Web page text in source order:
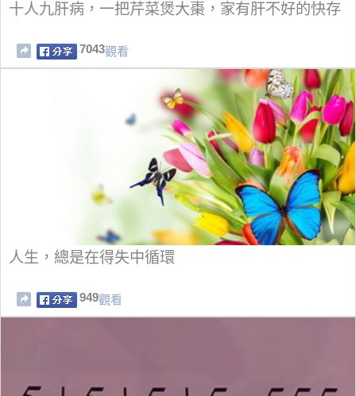
十人九肝病，一把芹菜煲大棗，家有肝不好的快存
7043觀看
人生，總是在得失中循環
949觀看